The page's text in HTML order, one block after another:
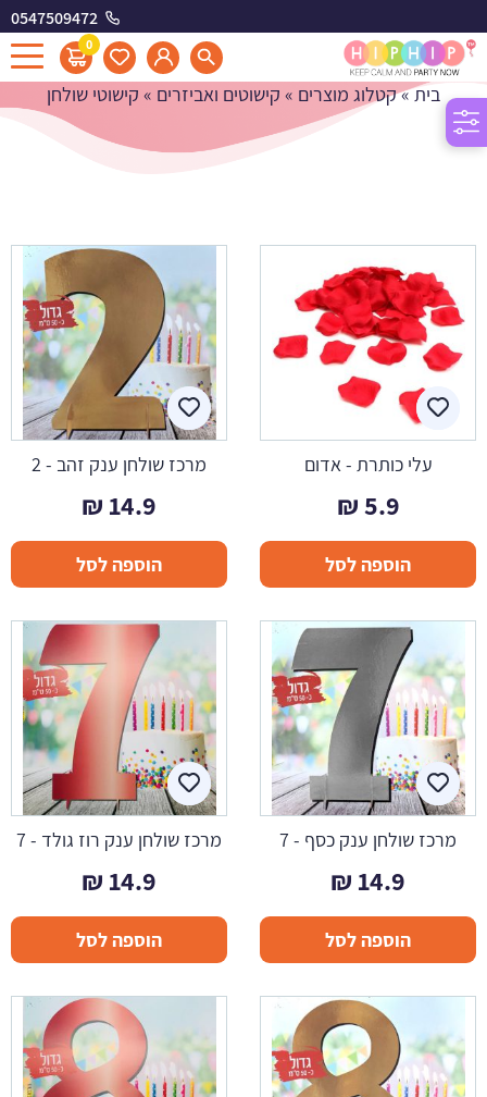
0547509472
0 קישוטי שולחן
בית»קטלוג מוצרים » קישוטים ואביזרים » קישוטי שולחן
עלי כותרת - אדום
5.9
₪
הוספה לסל
מרכז שולחן ענק זהב - 2
14.9
₪
הוספה לסל
מרכז שולחן ענק כסף - 7
14.9
₪
הוספה לסל
מרכז שולחן ענק רוז גולד - 7
14.9
₪
הוספה לסל